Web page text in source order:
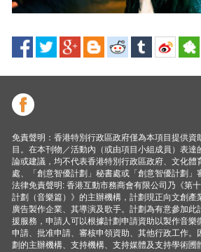
免責聲明：香港特別行政區政府僅為本項目提供資
目。在本刊物／活動內（或由項目小組成員）表
論或建議，均不代表香港特別行政區政府、文化體
處、「創意智優計劃」秘書處或「創意智優計劃」
法律免責聲明: 香港互動市務商會有限公司乃《第
計劃（音樂篇）》的主辦機構，計劃現正向文創產
廣告製作企業、其導演及歌手。計劃為有意參加此
援服務，申請人可以根據計劃申請資助以製作音樂
申請、批准申請、審核申領資助、其他行政工作
劃的主辦機構、支持機構、支持媒體及支持學術圑